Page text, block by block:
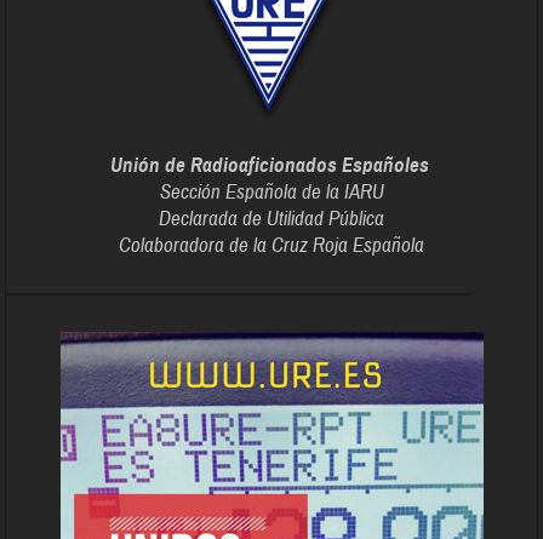
Unión de Radioaficionados Españoles
Sección Española de la IARU
Declarada de Utilidad Pública
Colaboradora de la Cruz Roja Española